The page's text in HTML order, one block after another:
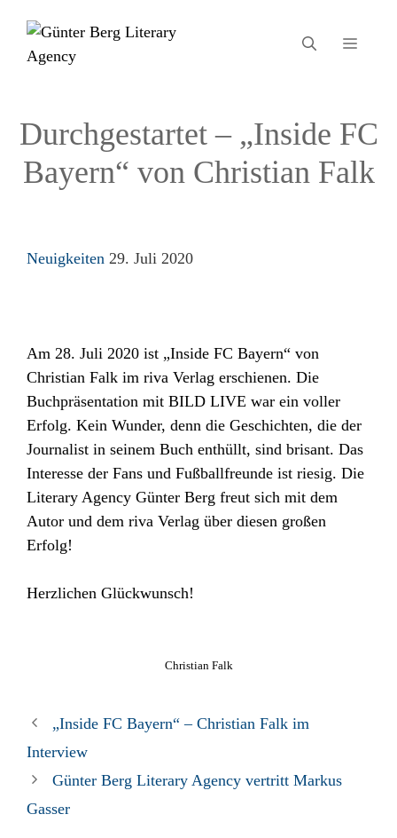
Inhalt
springen
Durchgestartet – „Inside FC
Bayern“ von Christian Falk
Kategorien
Neuigkeiten 29. Juli 2020
Am 28. Juli 2020 ist „Inside FC Bayern“ von
Christian Falk im riva Verlag erschienen. Die
Buchpräsentation mit BILD LIVE war ein voller
Erfolg. Kein Wunder, denn die Geschichten, die der
Journalist in seinem Buch enthüllt, sind brisant. Das
Interesse der Fans und Fußballfreunde ist riesig. Die
Literary Agency Günter Berg freut sich mit dem
Autor und dem riva Verlag über diesen großen
Erfolg!
Herzlichen Glückwunsch!
Christian Falk
„Inside FC Bayern“ – Christian Falk im
Interview
Günter Berg Literary Agency vertritt Markus
Gasser